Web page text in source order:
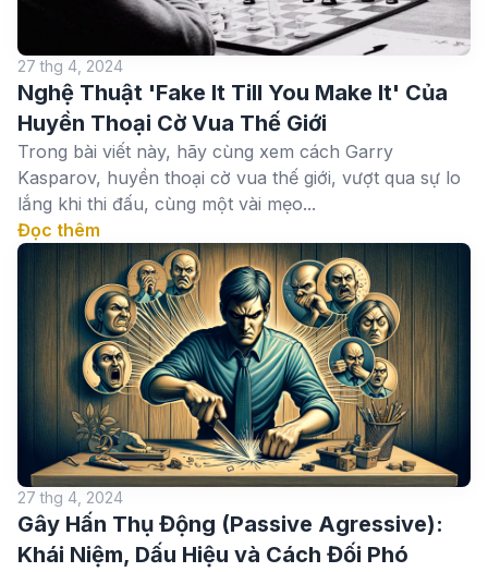
27 thg 4, 2024
Nghệ Thuật 'Fake It Till You Make It' Của
Huyền Thoại Cờ Vua Thế Giới
Trong bài viết này, hãy cùng xem cách Garry
Kasparov, huyền thoại cờ vua thế giới, vượt qua sự lo
lắng khi thi đấu, cùng một vài mẹo...
Đọc thêm
27 thg 4, 2024
Gây Hấn Thụ Động (Passive Agressive):
Khái Niệm, Dấu Hiệu và Cách Đối Phó